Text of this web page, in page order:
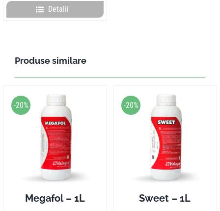
Detalii
Produse similare
-20%
Megafol – 1L
-20%
Sweet – 1L